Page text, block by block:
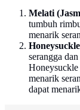
Melati
tumbuh
menarik
serangga
Honeysuckle
menarik
dapat